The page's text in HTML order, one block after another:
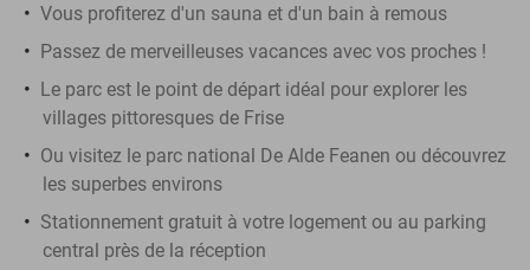
Vous profiterez d'un sauna et d'un bain à remous
Passez de merveilleuses vacances avec vos proches !
Le parc est le point de départ idéal pour explorer les
villages pittoresques de Frise
Ou visitez le parc national De Alde Feanen ou découvrez
les superbes environs
Stationnement gratuit à votre logement ou au parking
central près de la réception